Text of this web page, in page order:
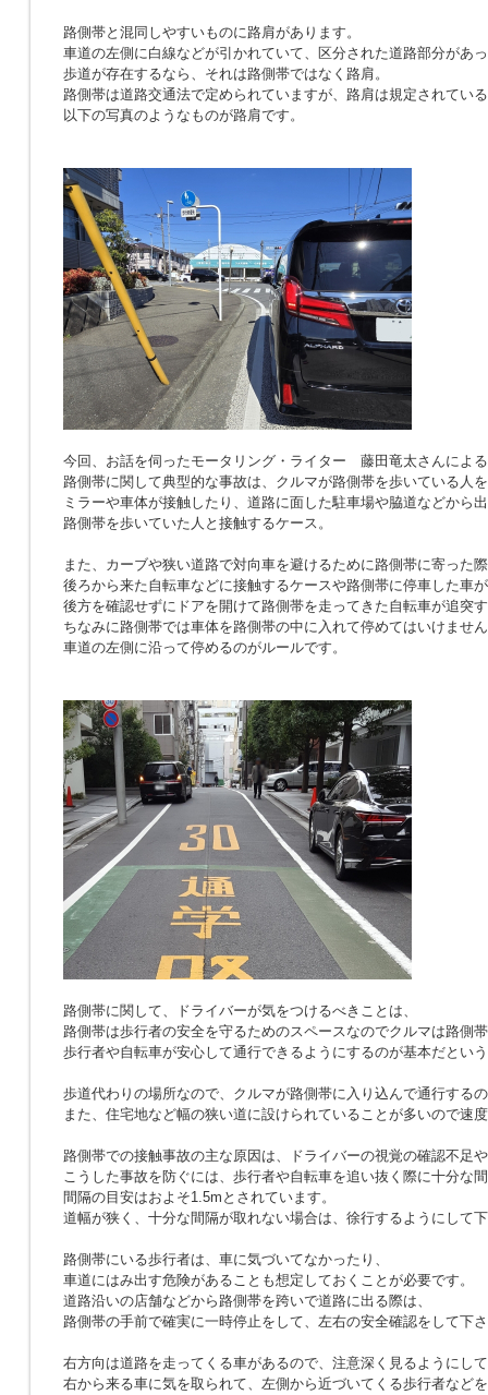
路側帯と混同しやすいものに路肩があります。
車道の左側に白線などが引かれていて、区分された道路部分があ
歩道が存在するなら、それは路側帯ではなく路肩。
路側帯は道路交通法で定められていますが、路肩は規定されてい
以下の写真のようなものが路肩です。
今回、お話を伺ったモータリング・ライター 藤田竜太さんによ
路側帯に関して典型的な事故は、クルマが路側帯を歩いている人
ミラーや車体が接触したり、道路に面した駐車場や脇道などから
路側帯を歩いていた人と接触するケース。
また、カーブや狭い道路で対向車を避けるために路側帯に寄った
後ろから来た自転車などに接触するケースや路側帯に停車した車
後方を確認せずにドアを開けて路側帯を走ってきた自転車が追突
ちなみに路側帯では車体を路側帯の中に入れて停めてはいけませ
車道の左側に沿って停めるのがルールです。
路側帯に関して、ドライバーが気をつけるべきことは、
路側帯は歩行者の安全を守るためのスペースなのでクルマは路側
歩行者や自転車が安心して通行できるようにするのが基本だとい
歩道代わりの場所なので、クルマが路側帯に入り込んで通行する
また、住宅地など幅の狭い道に設けられていることが多いので速
路側帯での接触事故の主な原因は、ドライバーの視覚の確認不足
こうした事故を防ぐには、歩行者や自転車を追い抜く際に十分な
間隔の目安はおよそ1.5mとされています。
道幅が狭く、十分な間隔が取れない場合は、徐行するようにして
路側帯にいる歩行者は、車に気づいてなかったり、
車道にはみ出す危険があることも想定しておくことが必要です。
道路沿いの店舗などから路側帯を跨いで道路に出る際は、
路側帯の手前で確実に一時停止をして、左右の安全確認をして下
右方向は道路を走ってくる車があるので、注意深く見るようにし
右から来る車に気を取られて、左側から近づいてくる歩行者など